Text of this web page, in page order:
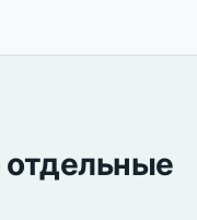
отдельные